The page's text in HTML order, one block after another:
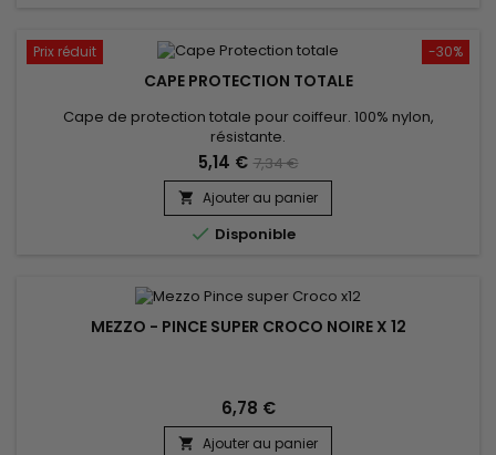
-30%
Prix réduit
CAPE PROTECTION TOTALE
Cape de protection totale pour coiffeur. 100% nylon,
résistante.
5,14 € 7,34 €
 Ajouter au panier
 Disponible
MEZZO - PINCE SUPER CROCO NOIRE X 12
6,78 €
 Ajouter au panier